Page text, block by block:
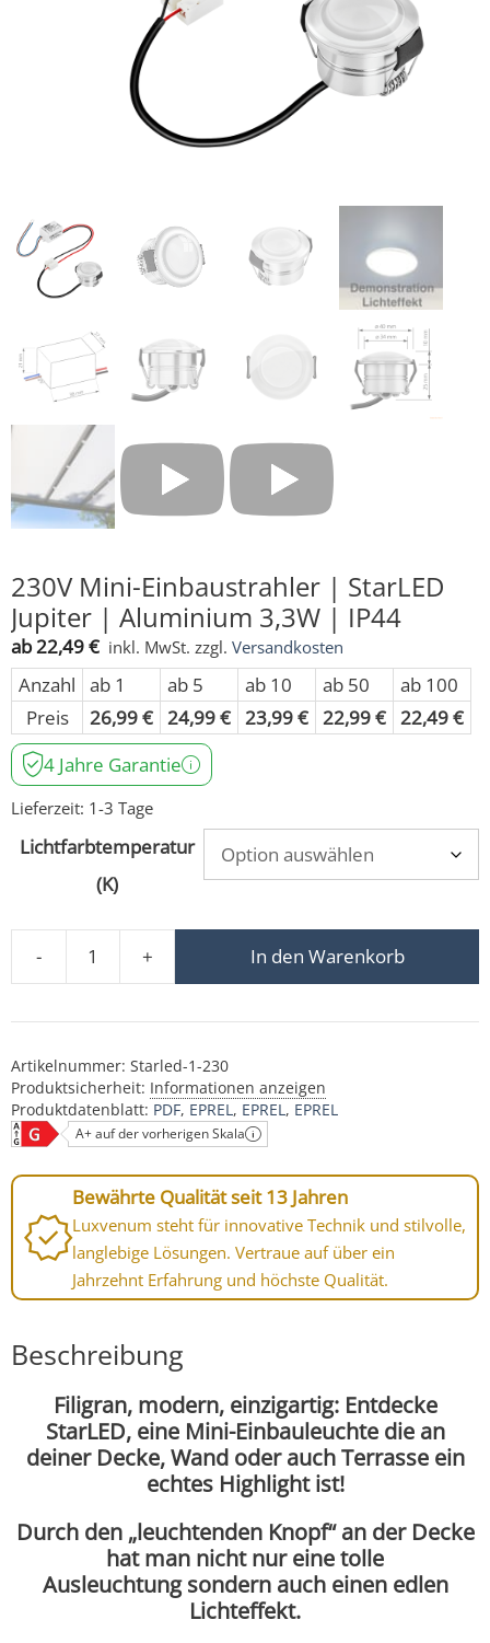
230V Mini-Einbaustrahler | StarLED
Jupiter | Aluminium 3,3W | IP44
ab22,49€ inkl. MwSt. zzgl. Versandkosten
Anzahl ab 1 ab 5 ab 10 ab 50
ab 100
Preis
26,99€ 24,99€ 23,99€ 22,99€ 22,49€
4 Jahre Garantie
Lieferzeit: 1-3 Tage
Lichtfarbtemperatur
(K)
-
230V Mini-Einbaustrahler | StarLED Jupiter |
+ In den Warenkorb
Artikelnummer: Starled-1-230
Produktsicherheit: Informationen anzeigen
Produktdatenblatt: PDF EPREL EPREL EPREL
A+ auf der vorherigen Skala
Bewährte Qualität seit 13 Jahren
Luxvenum steht für innovative Technik und stilvolle,
langlebige Lösungen. Vertraue auf über ein
Jahrzehnt Erfahrung und höchste Qualität.
Beschreibung
Filigran, modern, einzigartig: Entdecke
StarLED, eine Mini-Einbauleuchte die an
deiner Decke, Wand oder auch Terrasse ein
echtes Highlight ist!
Durch den „leuchtenden Knopf“ an der Decke
hat man nicht nur eine tolle
Ausleuchtung sondern auch einen edlen
Lichteffekt.